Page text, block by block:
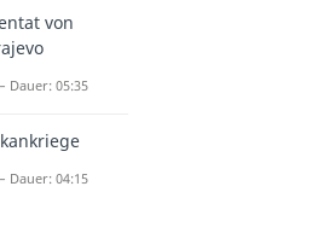
Frage
Arbeit
Twenties
von
Dauer: 05:35
Dauer: 04:15